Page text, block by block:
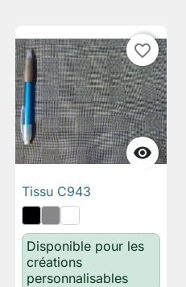

favorite_border
Tissu C943
Disponible pour les
créations
personnalisables